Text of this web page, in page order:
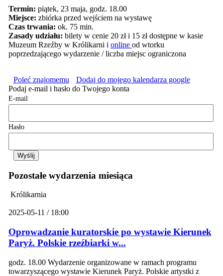
Termin: piątek, 23 maja, godz. 18.00
Miejsce: zbiórka przed wejściem na wystawę
Czas trwania: ok. 75 min.
Zasady udziału: bilety w cenie 20 zł i 15 zł dostępne w kasie
Muzeum Rzeźby w Królikarni i online od wtorku
poprzedzającego wydarzenie / liczba miejsc ograniczona
Poleć znajomemu
Dodaj do mojego kalendarza google
Podaj e-mail i hasło do Twojego konta
E-mail
Hasło
Pozostałe wydarzenia miesiąca
Królikarnia
2025-05-11 / 18:00
Oprowadzanie kuratorskie po wystawie Kierunek
Paryż. Polskie rzeźbiarki w...
godz. 18.00 Wydarzenie organizowane w ramach programu
towarzyszącego wystawie Kierunek Paryż. Polskie artystki z